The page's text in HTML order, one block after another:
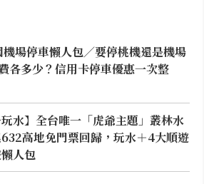
場停車懶人包／要停桃機還是機場
各多少？信用卡停車優惠一次整
玩水】全台唯一「虎爺主題」叢林水
高地免門票回歸，玩水＋4大順遊
人包